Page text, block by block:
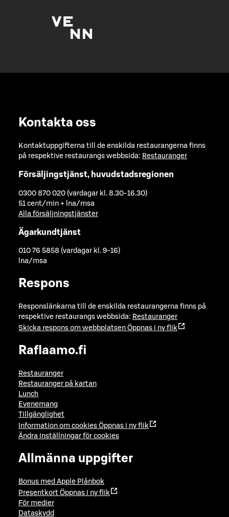
Kontakta oss
Kontaktuppgifterna till de enskilda restaurangerna finns
på respektive restaurangs webbsida: Restauranger
Försäljingstjänst, huvudstadsregionen
0300 870 020 (vardagar kl. 8.30-16.30)
51 cent/min + lna/msa
Alla försäljningstjänster
Ägarkundtjänst
010 76 5858 (vardagar kl. 9-16)
lna/msa
Respons
Responslänkarna till de enskilda restaurangerna finns på
respektive restaurangs webbsida: Restauranger
Skicka respons om webbplatsen Öppnas i ny flik
Raflaamo.fi
Restauranger
Restauranger på kartan
Lunch
Evenemang
Tillgänglighet
Information om cookies Öppnas i ny flik
Ändra inställningar för cookies
Allmänna uppgifter
Bonus med Apple Plånbok
Presentkort Öppnas i ny flik
För medier
Dataskydd